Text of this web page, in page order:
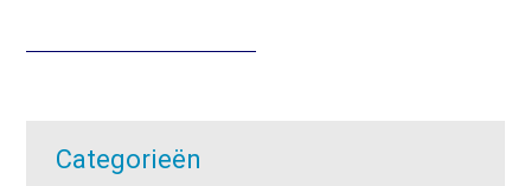
€11,95.€8,37.
Categorieën